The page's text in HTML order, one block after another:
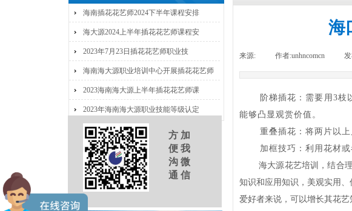
海南插花花艺师2024下半年课程安排
海大源2024上半年插花花艺师课程安
2023年7月23日插花花艺师职业技
海南海大源职业培训中心开展插花花艺师
2023海南海大源上半年插花花艺师课
2023年海南海大源职业技能等级认定
海
来源: 作者:unhncomcn
阶梯插花：需要用3枝
能够凸显观赏价值。
重叠插花：将两片以
加框技巧：利用花材
海大源花艺培训，结合
知识和应用知识，美观实用
爱好者来说，可以增长其花艺
方 加
便 我
沟 微
通 信